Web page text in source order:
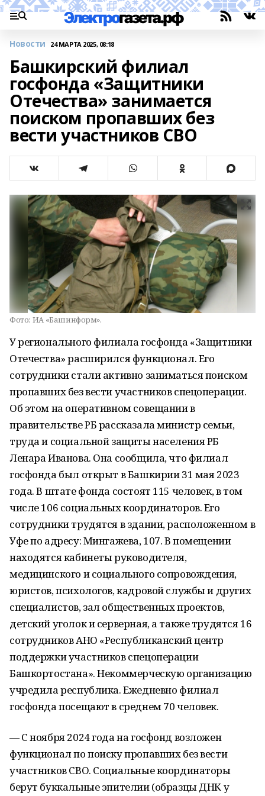
Новости 24 МАРТА 2025, 08:18
Башкирский филиал
госфонда «Защитники
Отечества» занимается
поиском пропавших без
вести участников СВО
Фото: ИА «Башинформ».
У регионального филиала госфонда «Защитники
Отечества» расширился функционал. Его
сотрудники стали активно заниматься поиском
пропавших без вести участников спецоперации.
Об этом на оперативном совещании в
правительстве РБ рассказала министр семьи,
труда и социальной защиты населения РБ
Ленара Иванова. Она сообщила, что филиал
госфонда был открыт в Башкирии 31 мая 2023
года. В штате фонда состоят 115 человек, в том
числе 106 социальных координаторов. Его
сотрудники трудятся в здании, расположенном в
Уфе по адресу: Мингажева, 107. В помещении
находятся кабинеты руководителя,
медицинского и социального сопровождения,
юристов, психологов, кадровой службы и других
специалистов, зал общественных проектов,
детский уголок и серверная, а также трудятся 16
сотрудников АНО «Республиканский центр
поддержки участников спецоперации
Башкортостана». Некоммерческую организацию
учредила республика. Ежедневно филиал
госфонда посещают в среднем 70 человек.
— С ноября 2024 года на госфонд возложен
функционал по поиску пропавших без вести
участников СВО. Социальные координаторы
берут буккальные эпителии (образцы ДНК у